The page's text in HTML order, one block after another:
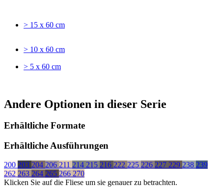
> 15 x 60 cm
> 10 x 60 cm
> 5 x 60 cm
Andere Optionen in dieser Serie
Erhältliche Formate
Erhältliche Ausführungen
200 203 204 206 211 214 215 216 222 225 226 227 229 238 239
262 263 264 265 266 270
Klicken Sie auf die Fliese um sie genauer zu betrachten.